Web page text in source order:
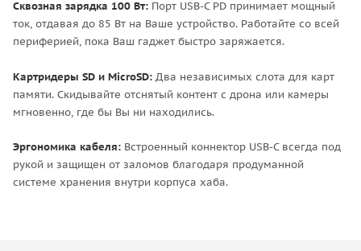
Сквозная зарядка 100 Вт: Порт USB-C PD принимает мощный
ток, отдавая до 85 Вт на Ваше устройство. Работайте со всей
периферией, пока Ваш гаджет быстро заряжается.
Картридеры SD и MicroSD: Два независимых слота для карт
памяти. Скидывайте отснятый контент с дрона или камеры
мгновенно, где бы Вы ни находились.
Эргономика кабеля: Встроенный коннектор USB-C всегда под
рукой и защищен от заломов благодаря продуманной
системе хранения внутри корпуса хаба.